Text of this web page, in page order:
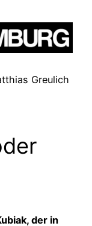
Greulich
der in